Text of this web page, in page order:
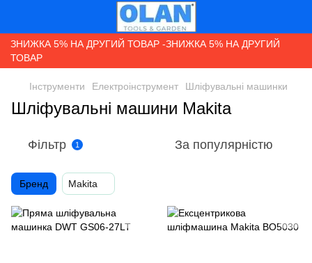
ЗНИЖКА 5% НА ДРУГИЙ ТОВАР -ЗНИЖКА 5% НА ДРУГИЙ
ТОВАР
Інструменти Електроінструмент Шліфувальні машинки
Шліфувальні машини Makita
Фільтр 1 За популярністю
Бренд Makita